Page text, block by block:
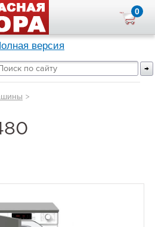
0
версия
>